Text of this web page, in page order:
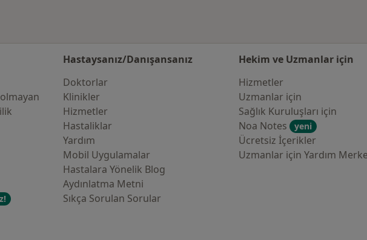
Hastaysanız/Danışansanız
Doktorlar
Klinikler
Hizmetler
Hastaliklar
Yardım
Mobil Uygulamalar
Hastalara Yönelik Blog
Aydınlatma Metni
Sıkça Sorulan Sorular
Hekim ve Uzmanlar için
Hizmetler
Uzmanlar için
Sağlık Kuruluşları için
Noa Notes
yeni
Ücretsiz İçerikler
Uzmanlar için Yardım